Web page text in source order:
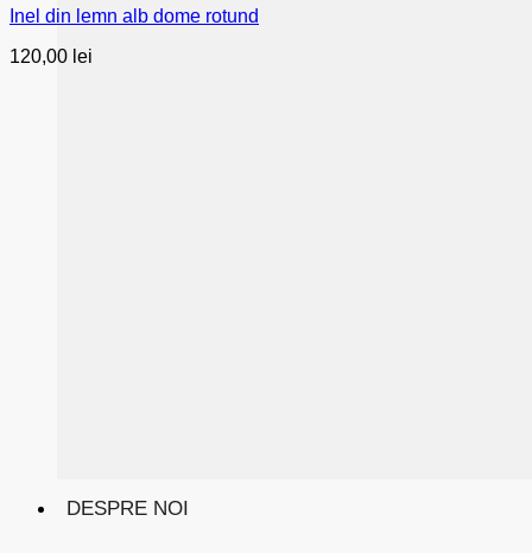
DESPRE NOI
Inel din lemn alb dome rotund
120,00 lei